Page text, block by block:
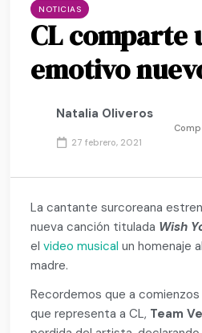
NOTICIAS
CL comparte
emotivo
Natalia Oliveros
27 febrero, 2021
La cantante surcoreana
nueva canción titulada Wish
elvideo musical un homenaje
madre.
Recordemos que a
que representa a CL, Team